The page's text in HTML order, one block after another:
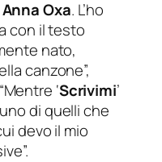
Anna Oxa. L’ho
con il testo
nato,
canzone”,
Mentre ‘Scrivimi’
di quelli che
devo il mio
”.